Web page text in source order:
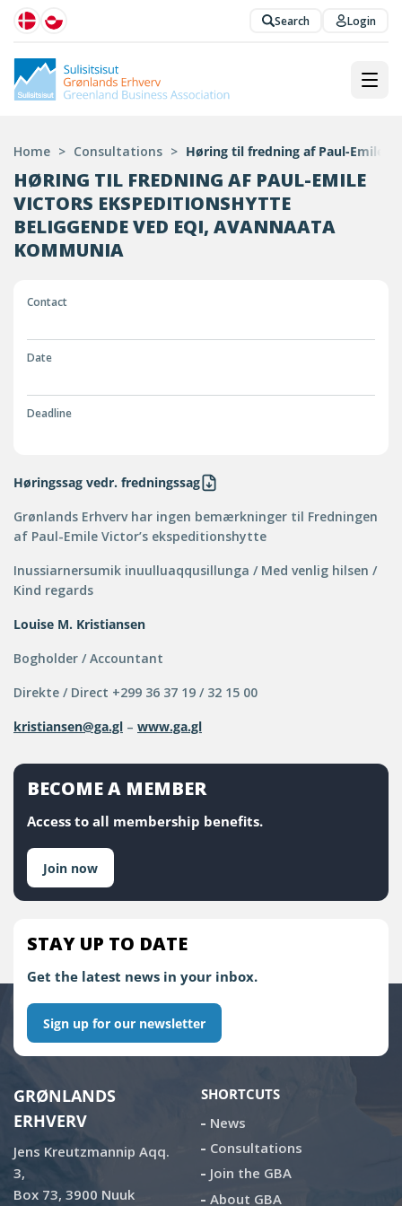
Search Login
Home > Consultations > Høring til fredning af Paul-Emile
HØRING TIL FREDNING AF PAUL-EMILE
VICTORS EKSPEDITIONSHYTTE
BELIGGENDE VED EQI, AVANNAATA
KOMMUNIA
Contact
Date
Deadline
Høringssag vedr. fredningssag
Grønlands Erhverv har ingen bemærkninger til Fredningen
af Paul-Emile Victor’s ekspeditionshytte
Inussiarnersumik inuulluaqqusillunga / Med venlig hilsen /
Kind regards
Louise M. Kristiansen
Bogholder / Accountant
Direkte / Direct +299 36 37 19 / 32 15 00
kristiansen@ga.gl – www.ga.gl
BECOME A MEMBER
Access to all membership benefits.
Join now
STAY UP TO DATE
Get the latest news in your inbox.
Sign up for our newsletter
GRØNLANDS
ERHVERV
Jens Kreutzmannip Aqq.
3,
Box 73, 3900 Nuuk
SHORTCUTS
News
Consultations
Join the GBA
About GBA